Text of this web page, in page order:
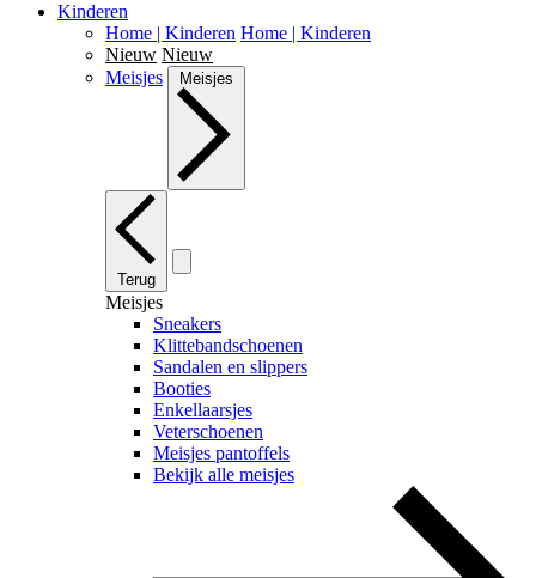
Kinderen
Home | Kinderen Home | Kinderen
Nieuw Nieuw
Meisjes
Meisjes
Terug
Meisjes
Sneakers
Klittebandschoenen
Sandalen en slippers
Booties
Enkellaarsjes
Veterschoenen
Meisjes pantoffels
Bekijk alle meisjes